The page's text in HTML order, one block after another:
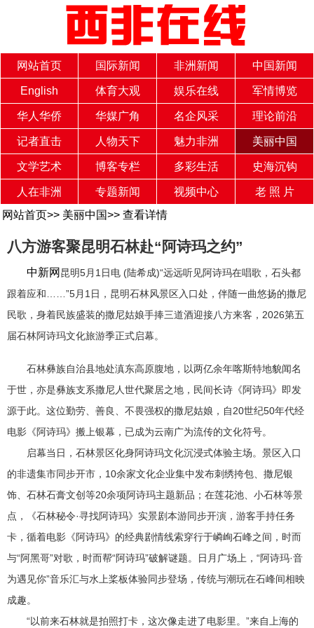
网站首页 国际新闻 非洲新闻 中国新闻
English 体育大观 娱乐在线 军情博览
华人华侨 华媒广角 名企风采 理论前沿
记者直击 人物天下 魅力非洲 美丽中国
文学艺术 博客专栏 多彩生活 史海沉钩
人在非洲 专题新闻 视频中心
老 照 片
网站首页>> 美丽中国>> 查看详情
八方游客聚昆明石林赴“阿诗玛之约”
中新网 昆明5月1日电 (陆希成)“远远听见阿诗玛在唱歌，石头都
跟着应和……”5月1日，昆明石林风景区入口处，伴随一曲悠扬的撒尼
民歌，身着民族盛装的撒尼姑娘手捧三道酒迎接八方来客，2026第五
届石林阿诗玛文化旅游季正式启幕。
石林彝族自治县地处滇东高原腹地，以两亿余年喀斯特地貌闻名
于世，亦是彝族支系撒尼人世代聚居之地，民间长诗《阿诗玛》即发
源于此。这位勤劳、善良、不畏强权的撒尼姑娘，自20世纪50年代经
电影《阿诗玛》搬上银幕，已成为云南广为流传的文化符号。
启幕当日，石林景区化身阿诗玛文化沉浸式体验主场。景区入口
的非遗集市同步开市，10余家文化企业集中发布刺绣挎包、撒尼银
饰、石林石膏文创等20余项阿诗玛主题新品；在莲花池、小石林等景
点，《石林秘令·寻找阿诗玛》实景剧本游同步开演，游客手持任务
卡，循着电影《阿诗玛》的经典剧情线索穿行于嶙峋石峰之间，时而
与“阿黑哥”对歌，时而帮“阿诗玛”破解谜题。日月广场上，“阿诗玛·音
为遇见你”音乐汇与水上桨板体验同步登场，传统与潮玩在石峰间相映
成趣。
“以前来石林就是拍照打卡，这次像走进了电影里。”来自上海的